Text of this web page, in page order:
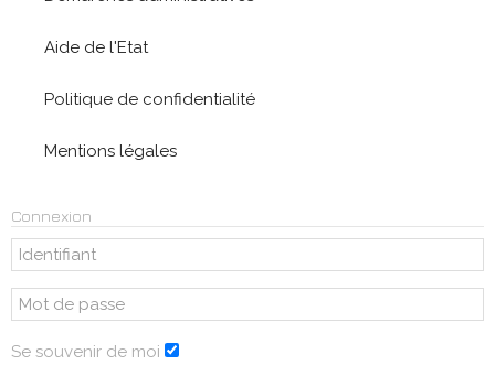
Aide de l'Etat
Politique de confidentialité
Mentions légales
Connexion
Se souvenir de moi